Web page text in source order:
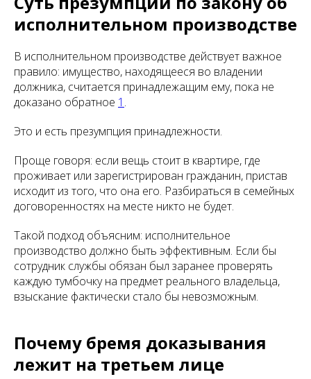
исполнительном производстве
В исполнительном производстве действует важное
правило: имущество, находящееся во владении
должника, считается принадлежащим ему, пока не
доказано обратное 1 .
Это и есть презумпция принадлежности.
Проще говоря: если вещь стоит в квартире, где
проживает или зарегистрирован гражданин, пристав
исходит из того, что она его. Разбираться в семейных
договоренностях на месте никто не будет.
Такой подход объясним: исполнительное
производство должно быть эффективным. Если бы
сотрудник службы обязан был заранее проверять
каждую тумбочку на предмет реального владельца,
взыскание фактически стало бы невозможным.
Почему бремя доказывания
лежит на третьем лице